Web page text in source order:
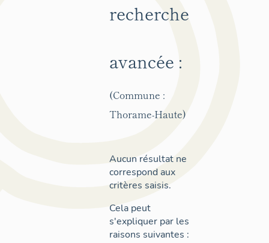
recherche
avancée :
(Commune :
Thorame-Haute)
Aucun résultat ne
correspond aux
critères saisis.
Cela peut
s'expliquer par les
raisons suivantes :